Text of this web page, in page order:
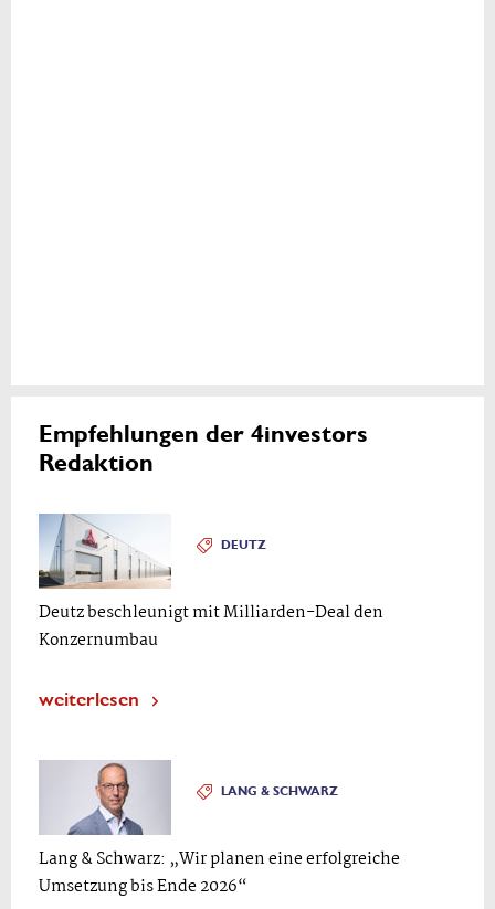
Empfehlungen der 4investors
Redaktion
DEUTZ
Deutz beschleunigt mit Milliarden-Deal den
Konzernumbau
weiterlesen
LANG & SCHWARZ
Lang & Schwarz: „Wir planen eine erfolgreiche
Umsetzung bis Ende 2026“